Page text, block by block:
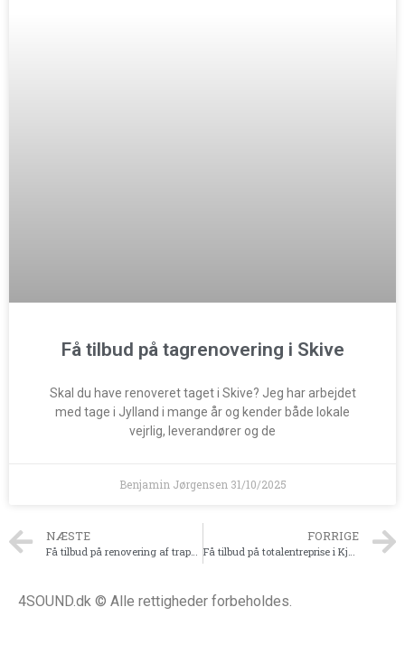
Få tilbud på tagrenovering i Skive
Skal du have renoveret taget i Skive? Jeg har arbejdet
med tage i Jylland i mange år og kender både lokale
vejrlig, leverandører og de
Benjamin Jørgensen 31/10/2025
NÆSTE
Få tilbud på renovering af trappeopgangen i Kjellerup
FORRIGE
Få tilbud på totalentreprise i Kjellerup
4SOUND.dk © Alle rettigheder forbeholdes.